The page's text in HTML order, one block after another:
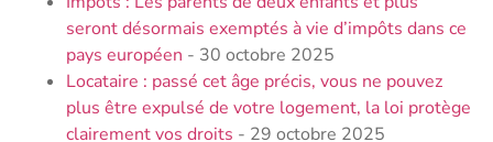
seront désormais exemptés à vie d’impôts dans ce
pays européen - 30 octobre 2025
Locataire : passé cet âge précis, vous ne pouvez
plus être expulsé de votre logement, la loi protège
clairement vos droits - 29 octobre 2025